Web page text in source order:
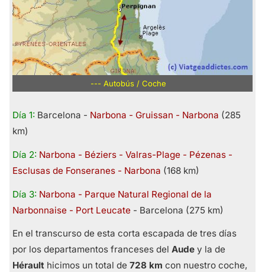
--- Autobús / Coche
Día 1: Barcelona - Narbona - Gruissan - Narbona (285
km)
Día 2: Narbona - Béziers - Valras-Plage - Pézenas -
Esclusas de Fonseranes - Narbona (168 km)
Día 3: Narbona - Parque Natural Regional de la
Narbonnaise - Port Leucate - Barcelona (275 km)
En el transcurso de esta corta escapada de tres días
por los departamentos franceses del Aude y la de
Hérault hicimos un total de 728 km con nuestro coche,